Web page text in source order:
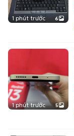
1 phút trước 6
1 phút trước 5